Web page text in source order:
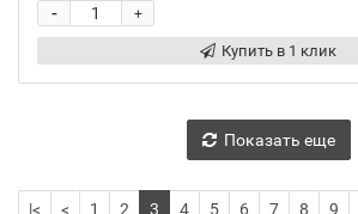
+
-
Купить в 1 клик
Показать еще
|< < 1 2 3 4 5 6 7 8 9